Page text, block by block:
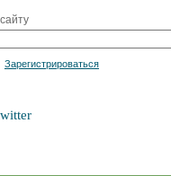
Зарегистрироваться